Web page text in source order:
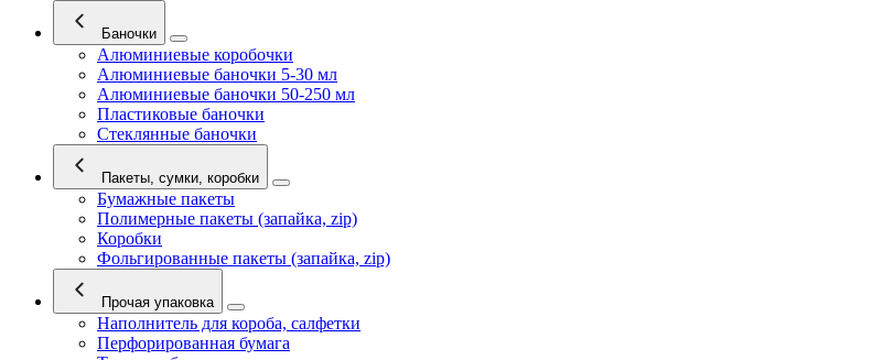
Баночки
Алюминиевые коробочки
Алюминиевые баночки 5-30 мл
Алюминиевые баночки 50-250 мл
Пластиковые баночки
Стеклянные баночки
Пакеты, сумки, коробки
Бумажные пакеты
Полимерные пакеты (запайка, zip)
Коробки
Фольгированные пакеты (запайка, zip)
Прочая упаковка
Наполнитель для короба, салфетки
Перфорированная бумага